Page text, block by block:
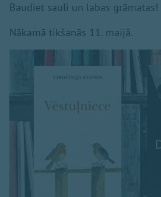
Baudiet sauli un labas grāmatas!
Nākamā tikšanās 11. maijā.